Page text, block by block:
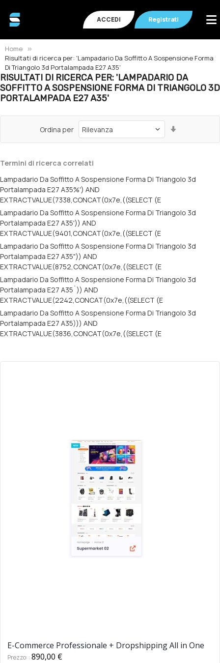
ACCEDI Registrati
Home
Risultati di ricerca per: 'Lampadario Da Soffitto A Sospensione Forma
Di Triangolo 3d Portalampada E27 A35'
RISULTATI DI RICERCA PER: 'LAMPADARIO DA
SOFFITTO A SOSPENSIONE FORMA DI TRIANGOLO 3D
PORTALAMPADA E27 A35'
Ordina per
direzione
Termini di ricerca correlati
Lampadario Da Soffitto A Sospensione Forma Di Triangolo 3d
Portalampada E27 A35%') AND
EXTRACTVALUE(7338,CONCAT(0x7e,((SELECT (E
Lampadario Da Soffitto A Sospensione Forma Di Triangolo 3d
Portalampada E27 A35')) AND
EXTRACTVALUE(9401,CONCAT(0x7e,((SELECT (E
Lampadario Da Soffitto A Sospensione Forma Di Triangolo 3d
Portalampada E27 A35")) AND
EXTRACTVALUE(8752,CONCAT(0x7e,((SELECT (E
Lampadario Da Soffitto A Sospensione Forma Di Triangolo 3d
Portalampada E27 A35`)) AND
EXTRACTVALUE(2242,CONCAT(0x7e,((SELECT (E
Lampadario Da Soffitto A Sospensione Forma Di Triangolo 3d
Portalampada E27 A35))) AND
EXTRACTVALUE(3836,CONCAT(0x7e,((SELECT (E
E-Commerce Professionale + Dropshipping All in One
Prezzo: 890,00 €